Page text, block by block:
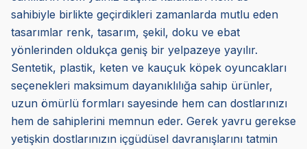
sahibiyle birlikte geçirdikleri zamanlarda mutlu eden
tasarımlar renk, tasarım, şekil, doku ve ebat
yönlerinden oldukça geniş bir yelpazeye yayılır.
Sentetik, plastik, keten ve kauçuk köpek oyuncakları
seçenekleri maksimum dayanıklılığa sahip ürünler,
uzun ömürlü formları sayesinde hem can dostlarınızı
hem de sahiplerini memnun eder. Gerek yavru gerekse
yetişkin dostlarınızın içgüdüsel davranışlarını tatmin